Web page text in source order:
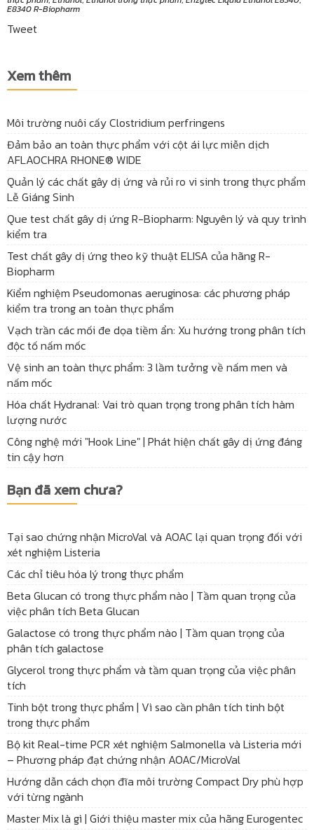
E8340 R-Biopharm
Tweet
Xem thêm
Môi trường nuôi cấy Clostridium perfringens
Đảm bảo an toàn thực phẩm với cột ái lực miễn dịch
AFLAOCHRA RHONE® WIDE
Quản lý các chất gây dị ứng và rủi ro vi sinh trong thực phẩm
Lễ Giáng Sinh
Que test chất gây dị ứng R-Biopharm: Nguyên lý và quy trình
kiểm tra
Test chất gây dị ứng theo kỹ thuật ELISA của hãng R-
Biopharm
Kiểm nghiệm Pseudomonas aeruginosa: các phương pháp
kiểm tra trong an toàn thực phẩm
Vạch trần các mối đe dọa tiềm ẩn: Xu hướng trong phân tích
độc tố nấm mốc
Vệ sinh an toàn thực phẩm: 3 lầm tưởng về nấm men và
nấm mốc
Hóa chất Hydranal: Vai trò quan trọng trong phân tích hàm
lượng nước
Công nghệ mới "Hook Line" | Phát hiện chất gây dị ứng đáng
tin cậy hơn
Bạn đã xem chưa?
Tại sao chứng nhận MicroVal và AOAC lại quan trọng đối với
xét nghiệm Listeria
Các chỉ tiêu hóa lý trong thực phẩm
Beta Glucan có trong thực phẩm nào | Tầm quan trọng của
việc phân tích Beta Glucan
Galactose có trong thực phẩm nào | Tầm quan trọng của
phân tích galactose
Glycerol trong thực phẩm và tầm quan trọng của việc phân
tích
Tinh bột trong thực phẩm | Vì sao cần phân tích tinh bột
trong thực phẩm
Bộ kit Real-time PCR xét nghiệm Salmonella và Listeria mới
– Phương pháp đạt chứng nhận AOAC/MicroVal
Hướng dẫn cách chọn đĩa môi trường Compact Dry phù hợp
với từng ngành
Master Mix là gì | Giới thiệu master mix của hãng Eurogentec